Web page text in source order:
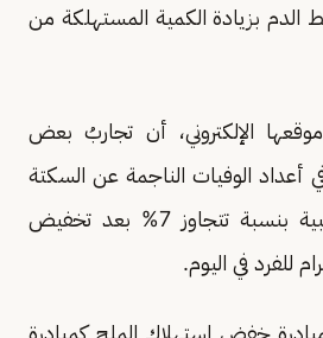
الدم بزيادة الكمية المستهلكة من
الإلكتروني، أن تجاربُ بعض
أعداد الوفيات الناجمة عن السكتة
الدماغية والنوبات القلبية بنسبة تتجاوز 7% بعد تخفيض
خفض استهلاك الملح كمبادرة